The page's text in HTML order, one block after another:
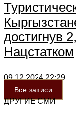
достигнув
Нацстатком
09.12.202422:29
Все записи
ДРУГИЕ СМИ